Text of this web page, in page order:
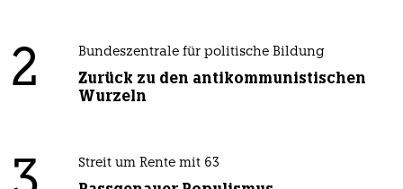
2 Bundeszentrale für politische Bildung
Zurück zu den antikommunistischen
Wurzeln
Streit um Rente mit 63